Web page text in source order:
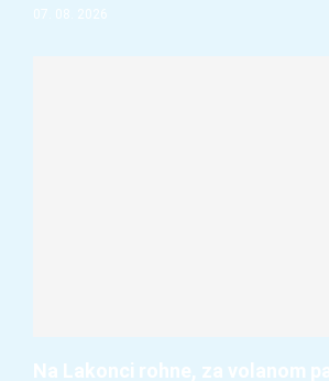
07. 08. 2026
Na Lakonci rohne, za volanom